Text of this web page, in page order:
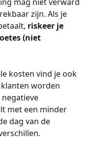
mag niet verward
zijn. Als je
riskeer je
(niet
kosten vind je ook
worden
met een minder
dag van de